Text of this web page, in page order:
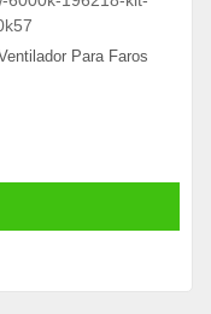
Para Faros